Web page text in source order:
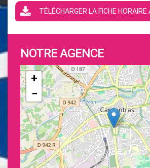
TÉLÉCHARGER LA FICHE
NOTRE AGENCE
+
−